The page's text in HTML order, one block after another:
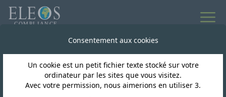
Consentement aux cookies
Un cookie est un petit fichier texte stocké sur votre
ordinateur par les sites que vous visitez.
Avec votre permission, nous aimerions en utiliser 3.